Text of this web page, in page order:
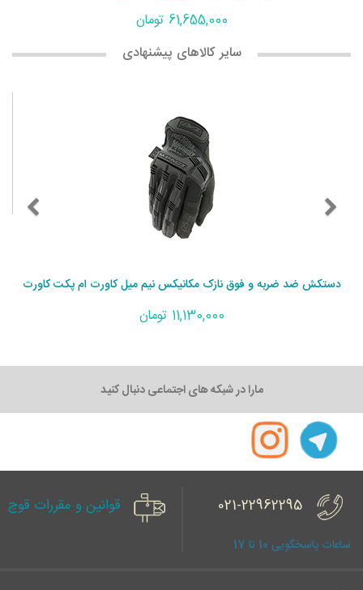
61,655,000 تومان
سایر کالاهای پیشنهادی
دستکش ضد ضربه و فوق نازک مکانیکس نیم میل کاورت ام پکت کاورت
11,130,000 تومان
مارا در شبکه های اجتماعی دنبال کنید
021-22962295
ساعات پاسخگویی 10 تا 17
قوانین و مقررات قوچ